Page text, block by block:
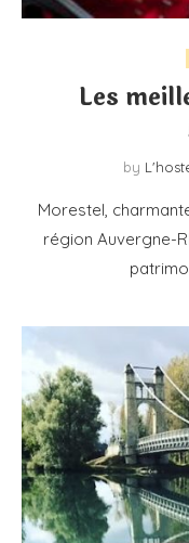
Les
by
Morestel,
région Auvergne-